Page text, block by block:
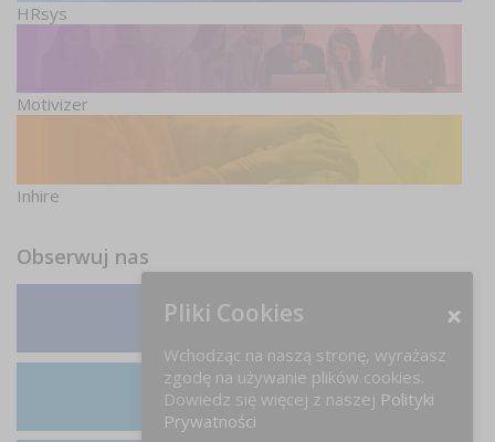
HRsys
Motivizer
Inhire
Obserwuj nas
LinkedIn
Pliki Cookies
Wchodząc na naszą stronę, wyrażasz
zgodę na używanie plików cookies.
Dowiedz się więcej z naszej Polityki
Prywatności